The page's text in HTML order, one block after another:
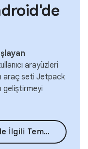
arayüzleri
araç seti Jetpack
geliştirmeyi
Bilgiler